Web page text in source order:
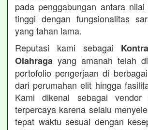
pada penggabungan antara
tinggi dengan fungsionalitas
yang tahan lama.
Reputasi kami sebagai
Olahraga yang amanah telah
portofolio pengerjaan di
dari perumahan elit hingga
Kami dikenal sebagai vendor
terpercaya karena selalu
tepat waktu sesuai dengan